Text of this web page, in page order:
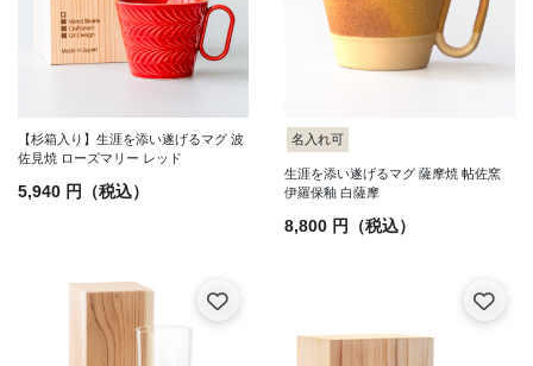
【杉箱入り】生涯を添い遂げるマグ 波
佐見焼 ローズマリー レッド
5,940 円（税込）
名入れ可
生涯を添い遂げるマグ 薩摩焼 帖佐窯
伊羅保釉 白薩摩
8,800 円（税込）